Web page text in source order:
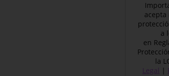
a
en
la
Legal |